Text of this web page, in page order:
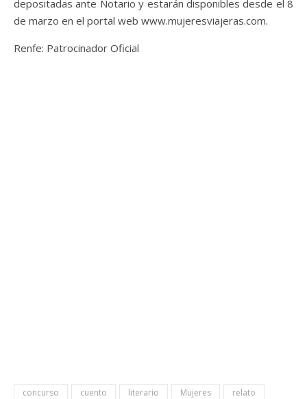
depositadas ante Notario y estarán disponibles desde el 8
de marzo en el portal web www.mujeresviajeras.com.
Renfe: Patrocinador Oficial
concurso cuento literario Mujeres relato